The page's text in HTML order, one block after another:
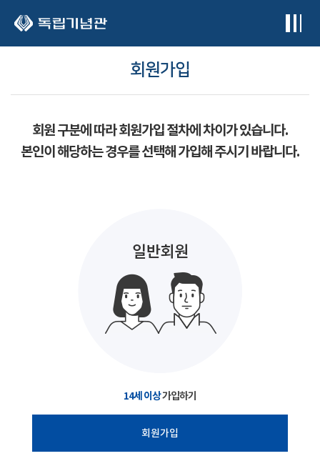
회원가입
회원 구분에 따라 회원가입 절차에 차이가 있습니다.
본인이 해당하는 경우를 선택해 가입해 주시기 바랍니다.
14세 이상가입하기
회원가입